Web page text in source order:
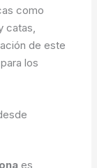
como
catas,
de este
los
es